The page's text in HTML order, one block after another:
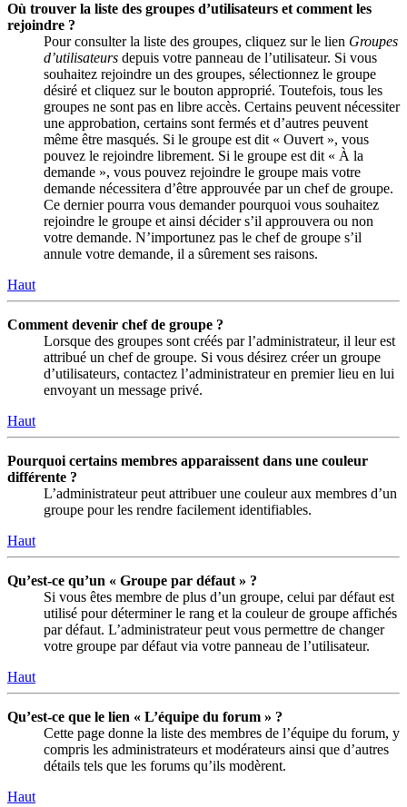
Où trouver la liste des groupes d’utilisateurs et comment les
rejoindre ?
Pour consulter la liste des groupes, cliquez sur le lien Groupes
d’utilisateurs depuis votre panneau de l’utilisateur. Si vous
souhaitez rejoindre un des groupes, sélectionnez le groupe
désiré et cliquez sur le bouton approprié. Toutefois, tous les
groupes ne sont pas en libre accès. Certains peuvent nécessiter
une approbation, certains sont fermés et d’autres peuvent
même être masqués. Si le groupe est dit « Ouvert », vous
pouvez le rejoindre librement. Si le groupe est dit « À la
demande », vous pouvez rejoindre le groupe mais votre
demande nécessitera d’être approuvée par un chef de groupe.
Ce dernier pourra vous demander pourquoi vous souhaitez
rejoindre le groupe et ainsi décider s’il approuvera ou non
votre demande. N’importunez pas le chef de groupe s’il
annule votre demande, il a sûrement ses raisons.
Haut
Comment devenir chef de groupe ?
Lorsque des groupes sont créés par l’administrateur, il leur est
attribué un chef de groupe. Si vous désirez créer un groupe
d’utilisateurs, contactez l’administrateur en premier lieu en lui
envoyant un message privé.
Haut
Pourquoi certains membres apparaissent dans une couleur
différente ?
L’administrateur peut attribuer une couleur aux membres d’un
groupe pour les rendre facilement identifiables.
Haut
Qu’est-ce qu’un « Groupe par défaut » ?
Si vous êtes membre de plus d’un groupe, celui par défaut est
utilisé pour déterminer le rang et la couleur de groupe affichés
par défaut. L’administrateur peut vous permettre de changer
votre groupe par défaut via votre panneau de l’utilisateur.
Haut
Qu’est-ce que le lien « L’équipe du forum » ?
Cette page donne la liste des membres de l’équipe du forum, y
compris les administrateurs et modérateurs ainsi que d’autres
détails tels que les forums qu’ils modèrent.
Haut